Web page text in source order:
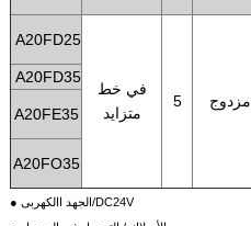
A20FD25
في خط
متزايد
5 مزدوج
A20FD35
A20FE35
A20FO35
● الجهد االكهربى/DC24V